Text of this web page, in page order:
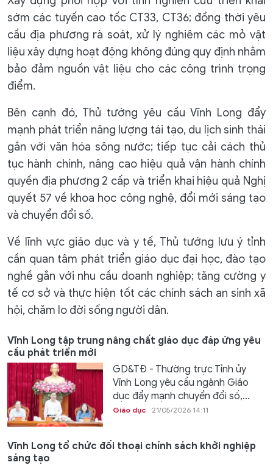
sớm các tuyến cao tốc CT33, CT36; đồng thời yêu
cầu địa phương rà soát, xử lý nghiêm các mỏ vật
liệu xây dựng hoạt động không đúng quy định nhằm
bảo đảm nguồn vật liệu cho các công trình trọng
điểm.
Bên cạnh đó, Thủ tướng yêu cầu Vĩnh Long đẩy
mạnh phát triển năng lượng tái tạo, du lịch sinh thái
gắn với văn hóa sông nước; tiếp tục cải cách thủ
tục hành chính, nâng cao hiệu quả vận hành chính
quyền địa phương 2 cấp và triển khai hiệu quả Nghị
quyết 57 về khoa học công nghệ, đổi mới sáng tạo
và chuyển đổi số.
Về lĩnh vực giáo dục và y tế, Thủ tướng lưu ý tỉnh
cần quan tâm phát triển giáo dục đại học, đào tạo
nghề gắn với nhu cầu doanh nghiệp; tăng cường y
tế cơ sở và thực hiện tốt các chính sách an sinh xã
hội, chăm lo đời sống người dân.
Vĩnh Long tập trung nâng chất giáo dục đáp ứng yêu
cầu phát triển mới
GD&TĐ - Thường trực Tỉnh ủy
Vĩnh Long yêu cầu ngành Giáo
dục đẩy mạnh chuyển đổi số,...
Giáo dục 21/05/2026 14:11
Vĩnh Long tổ chức đối thoại chính sách khởi nghiệp
sáng tạo